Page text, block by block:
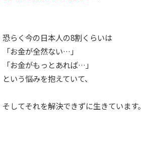
恐らく今の日本人の8割くらいは
「お金が全然ない…」
「お金がもっとあれば…」
という悩みを抱えていて、
そしてそれを解決できずに生きています。